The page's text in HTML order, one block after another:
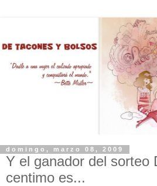
domingo, marzo 08, 2009
Y el ganador del sorteo
centimo es...